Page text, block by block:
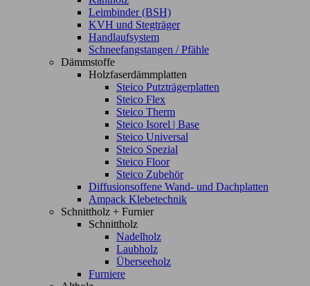
Leimbinder (BSH)
KVH und Stegträger
Handlaufsystem
Schneefangstangen / Pfähle
Dämmstoffe
Holzfaserdämmplatten
Steico Putzträgerplatten
Steico Flex
Steico Therm
Steico Isorel | Base
Steico Universal
Steico Spezial
Steico Floor
Steico Zubehör
Diffusionsoffene Wand- und Dachplatten
Ampack Klebetechnik
Schnittholz + Furnier
Schnittholz
Nadelholz
Laubholz
Überseeholz
Furniere